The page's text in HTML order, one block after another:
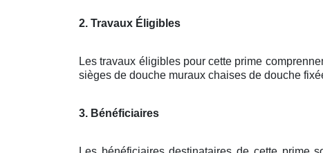
2. Travaux Éligibles
Les travaux éligibles pour cette prime
sièges de douche muraux chaises de douche
3. Bénéficiaires